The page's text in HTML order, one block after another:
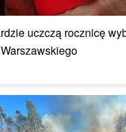
uczczą rocznicę